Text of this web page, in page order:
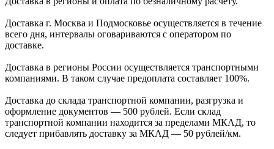
Доставка г. Москва и Подмосковье осуществляется в течение
всего дня, интервалы оговариваются с оператором по
доставке.
Доcтавка в регионы России осуществляется транспортными
компаниями. В таком случае предоплата составляет 100%.
Доставка до склада транспортной компании, разгрузка и
оформление документов — 500 рублей. Если склад
транспортной компании находится за пределами МКАД, то
следует прибавлять доставку за МКАД — 50 рублей/км.